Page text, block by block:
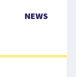
NEWS